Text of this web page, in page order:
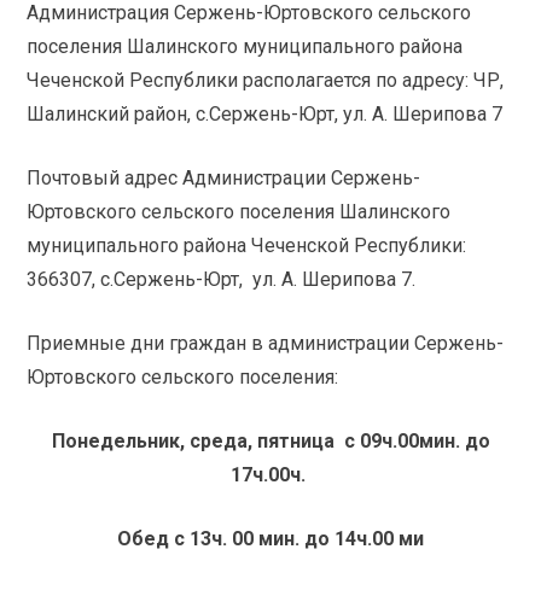
Администрация Сержень-Юртовского сельского
поселения Шалинского муниципального района
Чеченской Республики располагается по адресу: ЧР,
Шалинский район, с.Сержень-Юрт, ул. А. Шерипова 7
Почтовый адрес Администрации Сержень-
Юртовского сельского поселения Шалинского
муниципального района Чеченской Республики:
366307, с.Сержень-Юрт, ул. А. Шерипова 7.
Приемные дни граждан в администрации Сержень-
Юртовского сельского поселения:
Понедельник, среда, пятница с 09ч.00мин. до
17ч.00ч.
Обед с 13ч. 00 мин. до 14ч.00 ми